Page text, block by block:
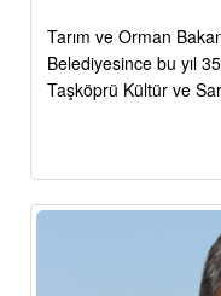
Tarım ve Orman
Belediyesince bu yıl
Taşköprü Kültür ve